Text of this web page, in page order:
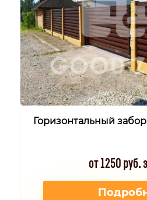
Горизонтальный
от 1250 руб.